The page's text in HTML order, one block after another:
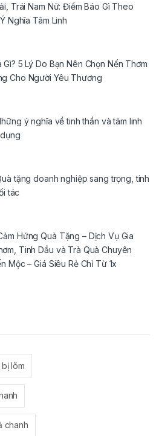
Trái Nam Nữ: Điềm Báo Gì Theo
Nghĩa Tâm Linh
Gì? 5 Lý Do Bạn Nên Chọn Nến Thơm
Cho Người Yêu Thương
ý nghĩa về tinh thần và tâm linh
tặng doanh nghiệp sang trọng, tinh
tác
Hứng Quà Tặng – Dịch Vụ Gia
Tinh Dầu và Trà Quà Chuyên
Mộc – Giá Siêu Rẻ Chỉ Từ 1x
lõm
chanh